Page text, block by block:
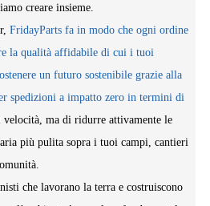
creare insieme.
FridayParts fa in modo che ogni ordine
la qualità affidabile di cui i tuoi
un futuro sostenibile grazie alla
spedizioni a impatto zero in termini di
ma di ridurre attivamente le
più pulita sopra i tuoi campi, cantieri
che lavorano la terra e costruiscono